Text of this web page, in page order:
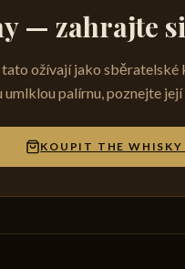
— zahrajte
ožívají jako sběratelské
palírnu, poznejte
KOUPIT THE WHISKY